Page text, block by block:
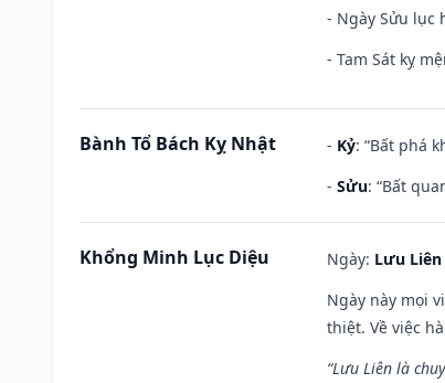
- Ngày Sửu lục
- Tam Sát kỵ
Bành Tổ Bách Kỵ Nhật - Kỷ: “Bất phá
- Sửu: “Bất
Khổng Minh Lục Diệu Ngày: Lưu Liên
Ngày này mọi
thiệt. Về việc
“Lưu Liên là